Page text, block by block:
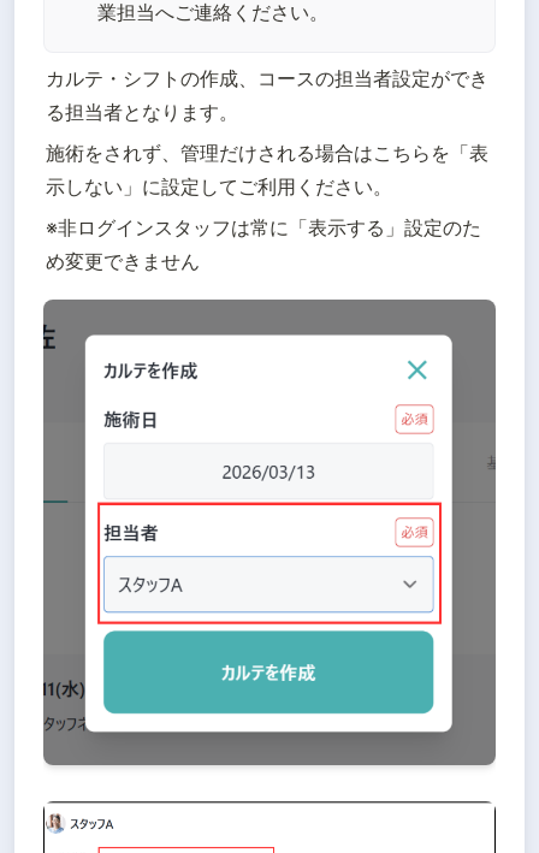
業担当へご連絡ください。
カルテ・シフトの作成、コースの担当者設定ができ
る担当者となります。
施術をされず、管理だけされる場合はこちらを「表
示しない」に設定してご利用ください。
※非ログインスタッフは常に「表示する」設定のた
め変更できません